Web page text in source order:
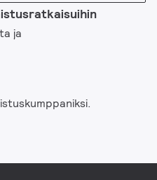
ja